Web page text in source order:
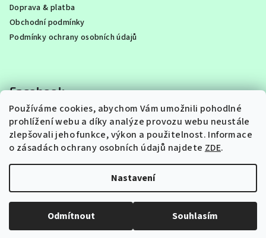
Používáme cookies, abychom Vám umožnili pohodlné
prohlížení webu a díky analýze provozu webu neustále
zlepšovali jeho funkce, výkon a použitelnost. Informace
o zásadách ochrany osobních údajů najdete ZDE.
Nastavení
Odmítnout Souhlasím
Doprava & platba
Obchodní podmínky
Podmínky ochrany osobních údajů
Facebook
Instagram
Upravit nastavení cookies
Vytvořil Shoptet